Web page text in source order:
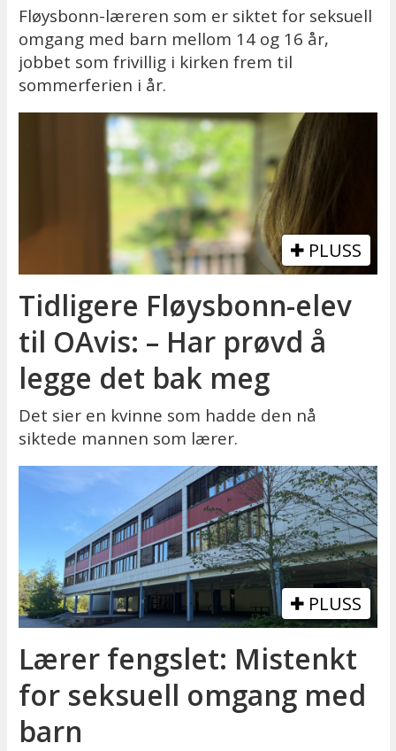
Fløysbonn-læreren som er siktet for seksuell
omgang med barn mellom 14 og 16 år,
jobbet som frivillig i kirken frem til
sommerferien i år.
PLUSS
Tidligere Fløysbonn-elev
til OAvis: – Har prøvd å
legge det bak meg
Det sier en kvinne som hadde den nå
siktede mannen som lærer.
PLUSS
Lærer fengslet: Mistenkt
for seksuell omgang med
barn